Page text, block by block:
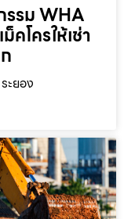
รรม WHA
คโครให้เช่า
ะยอง